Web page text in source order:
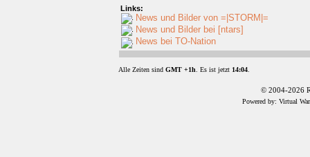
Links:
News und Bilder von =|STORM|=
News und Bilder bei [ntars]
News bei TO-Nation
Alle Zeiten sindGMT +1h . Es ist jetzt 14:04
© 2004-2026
Powered by: Virtual